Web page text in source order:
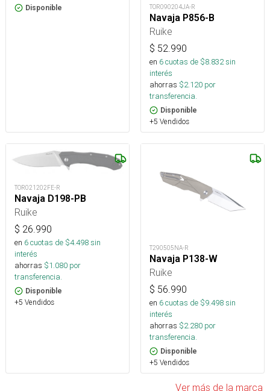
Disponible TOR090204JA-R
Navaja P856-B
Ruike
$ 52.990
en 6cuotas de $8.832sin
interés
ahorras $2.120 por
transferencia.
Disponible
+5 Vendidos
TOR021202FE-R
Navaja D198-PB
Ruike
$ 26.990
en 6cuotas de $4.498sin
interés
ahorras $1.080 por
transferencia.
Disponible
+5 Vendidos
T290505NA-R
Navaja P138-W
Ruike
$ 56.990
en 6cuotas de $9.498sin
interés
ahorras $2.280 por
transferencia.
Disponible
+5 Vendidos
Ver más de la marca